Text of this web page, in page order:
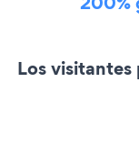
Los visitantes